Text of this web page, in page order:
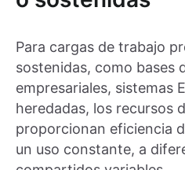
Para cargas de trabajo
sostenidas, como bases
empresariales, sistemas
heredadas, los recursos
proporcionan eficiencia
un uso constante, a